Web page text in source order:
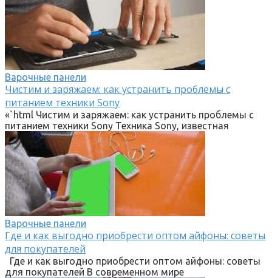
Варочные панели
Чистим и заряжаем: как устранить проблемы с
питанием техники Sony
«`html Чистим и заряжаем: как устранить проблемы с
питанием техники Sony Техника Sony, известная
Варочные панели
Где и как выгодно приобрести оптом айфоны: советы
для покупателей
Где и как выгодно приобрести оптом айфоны: советы
для покупателей В современном мире